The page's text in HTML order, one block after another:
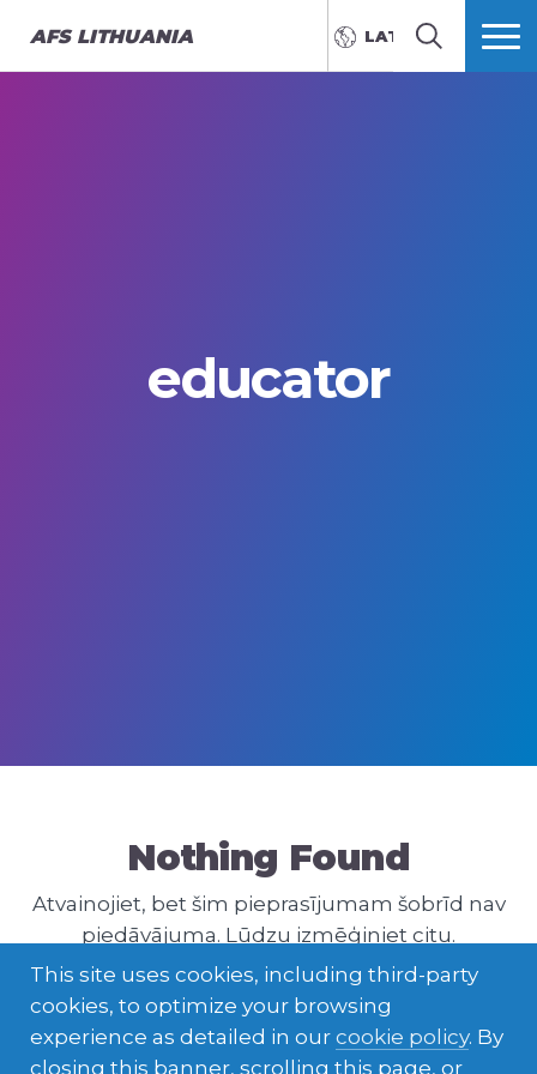
AFS LITHUANIA LATVIEŠU
MEKLĒT VAIRĀK
educator
Nothing Found
Atvainojiet, bet šim pieprasījumam šobrīd nav
piedāvājuma. Lūdzu izmēģiniet citu.
This site uses cookies, including third-party
cookies, to optimize your browsing
experience as detailed in our cookie policy. By
closing this banner, scrolling this page, or